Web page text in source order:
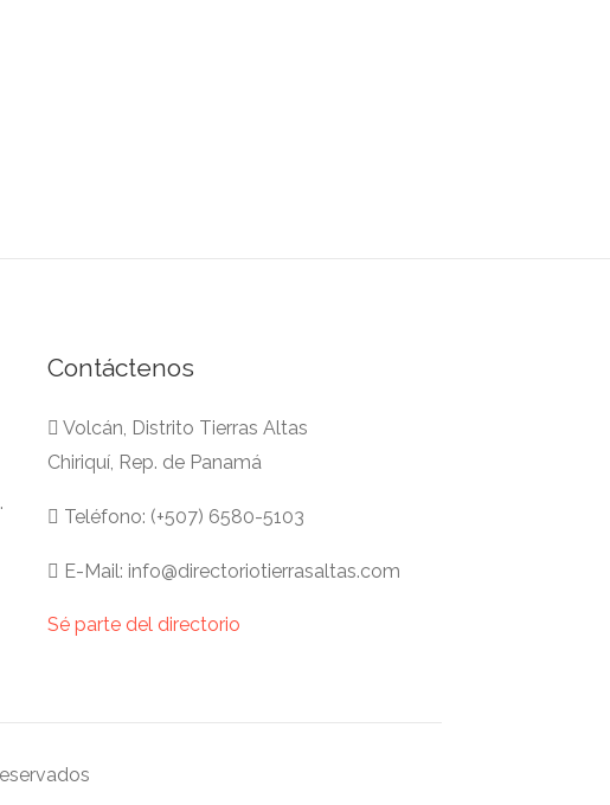
Contáctenos
Volcán, Distrito Tierras Altas
Chiriquí, Rep. de Panamá
Teléfono: (+507) 6580-5103
E-Mail: info@directoriotierrasaltas.com
Sé parte del directorio